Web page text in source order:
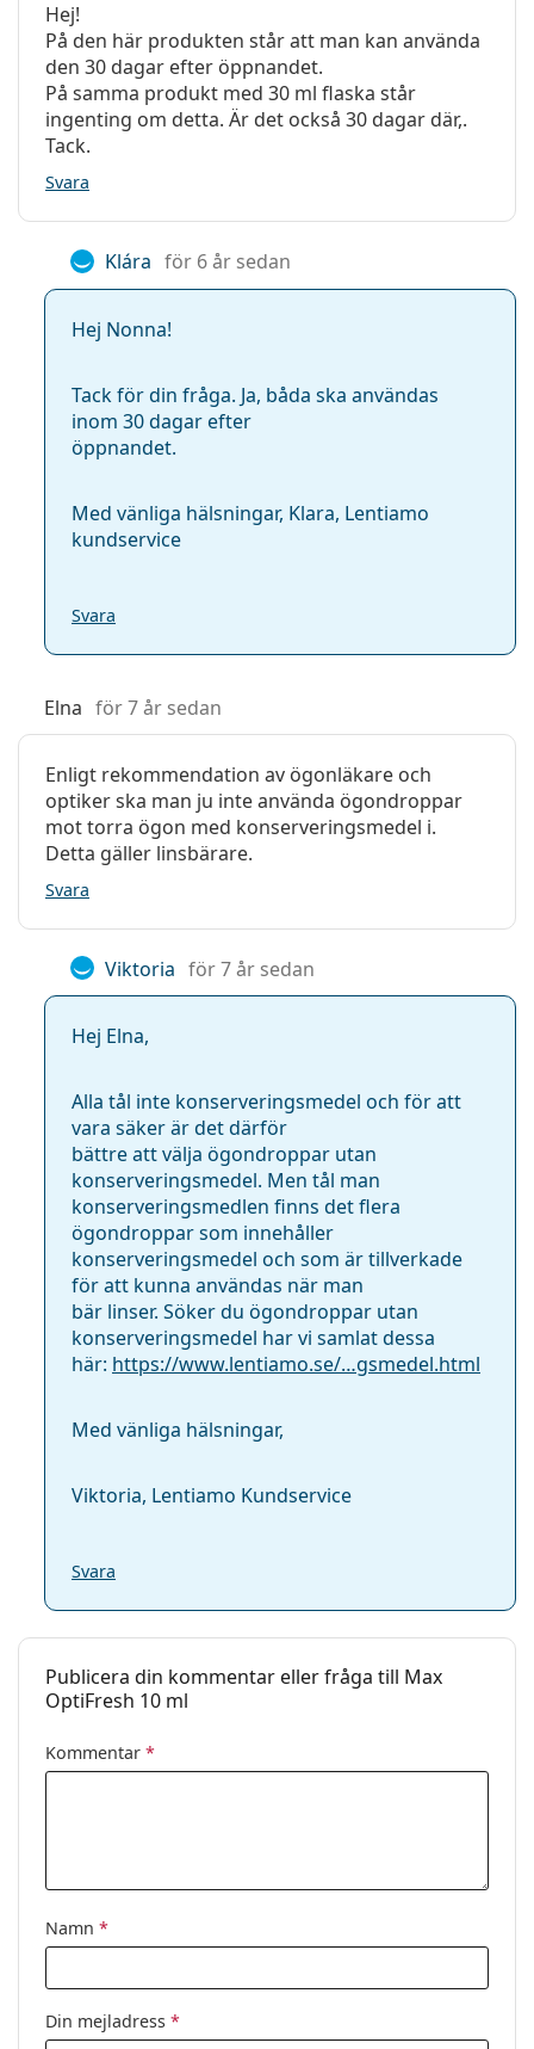
Hej!
På den här produkten står att man kan använda
den 30 dagar efter öppnandet.
På samma produkt med 30 ml flaska står
ingenting om detta. Är det också 30 dagar där,.
Tack.
Svara
Klára för 6 år sedan
Hej Nonna!
Tack för din fråga. Ja, båda ska användas
inom 30 dagar efter
öppnandet.
Med vänliga hälsningar, Klara, Lentiamo
kundservice
Svara
Elna för 7 år sedan
Enligt rekommendation av ögonläkare och
optiker ska man ju inte använda ögondroppar
mot torra ögon med konserveringsmedel i.
Detta gäller linsbärare.
Svara
Viktoria för 7 år sedan
Hej Elna,
Alla tål inte konserveringsmedel och för att
vara säker är det därför
bättre att välja ögondroppar utan
konserveringsmedel. Men tål man
konserveringsmedlen finns det flera
ögondroppar som innehåller
konserveringsmedel och som är tillverkade
för att kunna användas när man
bär linser. Söker du ögondroppar utan
konserveringsmedel har vi samlat dessa
här: https://www.lentiamo.se/…gsmedel.html
Med vänliga hälsningar,
Viktoria, Lentiamo Kundservice
Svara
Publicera din kommentar eller fråga till Max
OptiFresh 10 ml
Kommentar *
Namn *
Din mejladress *